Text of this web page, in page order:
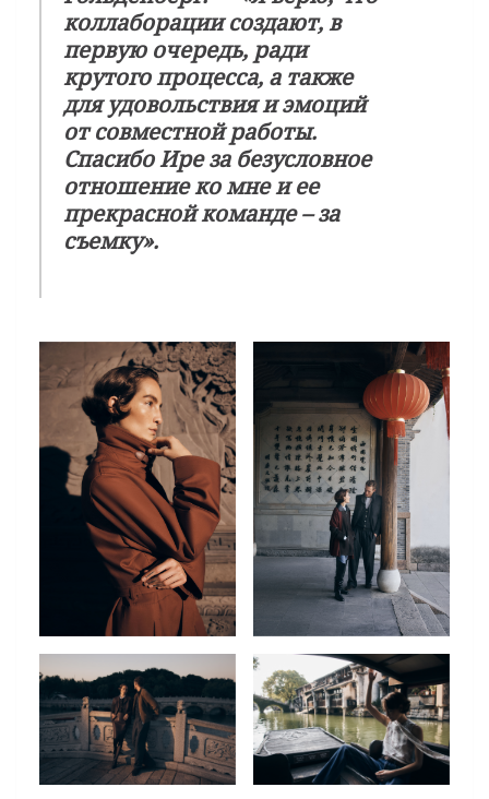
коллаборации создают, в
первую очередь, ради
крутого процесса, а также
для удовольствия и эмоций
от совместной работы.
Спасибо Ире за безусловное
отношение ко мне и ее
прекрасной команде – за
съемку».